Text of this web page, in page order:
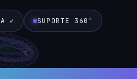
✓ SUPORTE 360º